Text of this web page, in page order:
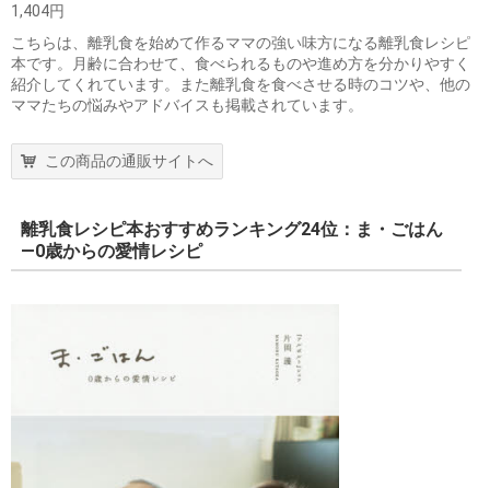
1,404円
こちらは、離乳食を始めて作るママの強い味方になる離乳食レシピ
本です。月齢に合わせて、食べられるものや進め方を分かりやすく
紹介してくれています。また離乳食を食べさせる時のコツや、他の
ママたちの悩みやアドバイスも掲載されています。
この商品の通販サイトへ
離乳食レシピ本おすすめランキング24位：ま・ごはん
―0歳からの愛情レシピ